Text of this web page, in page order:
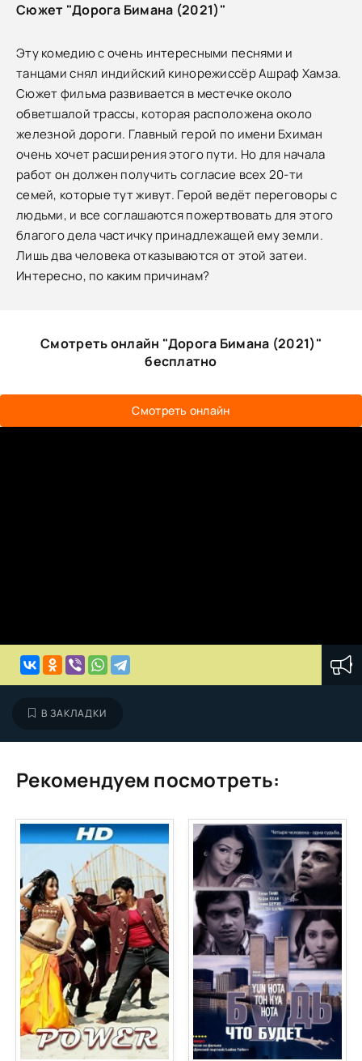
Сюжет "Дорога Бимана (2021)"
Эту комедию с очень интересными песнями и
танцами снял индийский кинорежиссёр Ашраф Хамза.
Сюжет фильма развивается в местечке около
обветшалой трассы, которая расположена около
железной дороги. Главный герой по имени Бхиман
очень хочет расширения этого пути. Но для начала
работ он должен получить согласие всех 20-ти
семей, которые тут живут. Герой ведёт переговоры с
людьми, и все соглашаются пожертвовать для этого
благого дела частичку принадлежащей ему земли.
Лишь два человека отказываются от этой затеи.
Интересно, по каким причинам?
Смотреть онлайн "Дорога Бимана (2021)"
бесплатно
Смотреть онлайн
В ЗАКЛАДКИ
Рекомендуем посмотреть: